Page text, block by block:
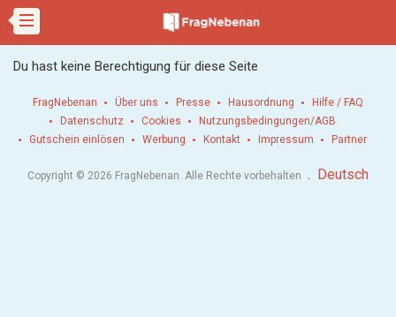
Du hast keine Berechtigung für diese Seite
FragNebenan Über uns Presse Hausordnung
Hilfe / FAQ
Datenschutz
Cookies
Nutzungsbedingungen/AGB
Gutschein einlösen
Werbung Kontakt Impressum Partner
Copyright © 2026 FragNebenan. Alle Rechte vorbehalten . Deutsch